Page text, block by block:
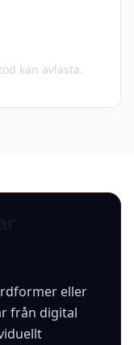
kan avlasta.
eller
från digital